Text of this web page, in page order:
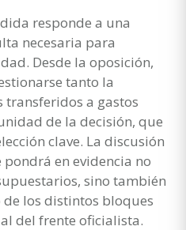
responde a una
necesaria para
Desde la oposición,
tanto la
transferidos a gastos
de la decisión, que
clave. La discusión
en evidencia no
sino también
los distintos bloques
del frente oficialista.